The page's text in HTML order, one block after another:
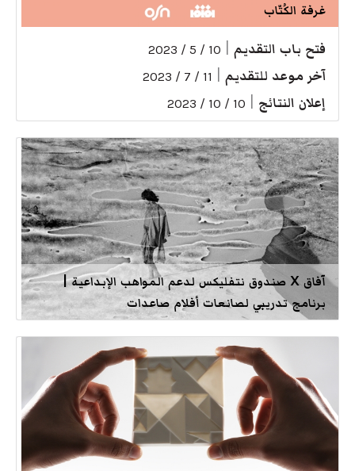
غرفة الكُتّاب
فتح باب التقديم 10 / 5 / 2023
آخر موعد للتقديم 11 / 7 / 2023
إعلان النتائج 10 / 10 / 2023
آفاق X صندوق نتفليكس لدعم المواهب الإبداعية |
برنامج تدريبي لصانعات أفلام صاعدات